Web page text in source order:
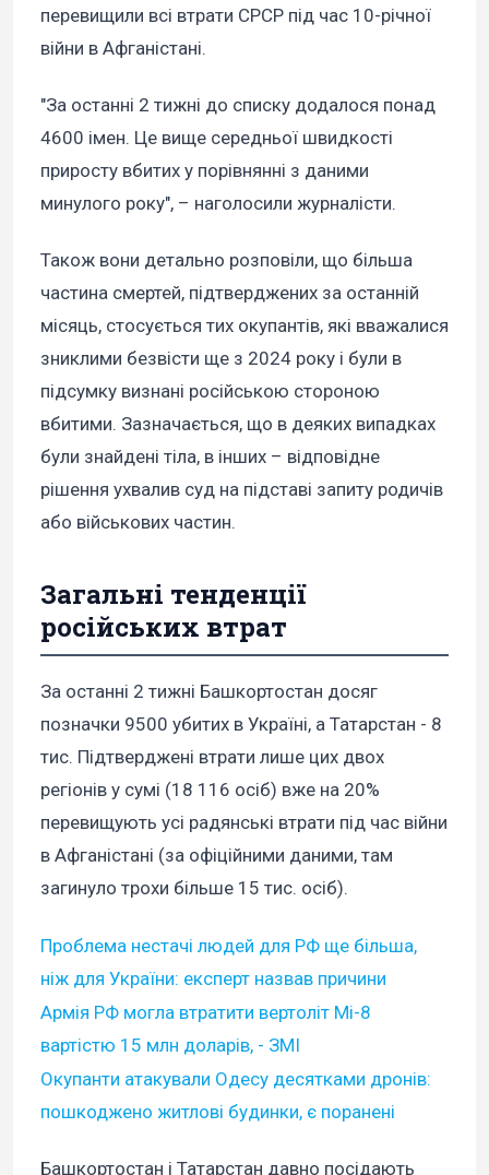
перевищили всі втрати СРСР під час 10-річної
війни в Афганістані.
"За останні 2 тижні до списку додалося понад
4600 імен. Це вище середньої швидкості
приросту вбитих у порівнянні з даними
минулого року", – наголосили журналісти.
Також вони детально розповіли, що більша
частина смертей, підтверджених за останній
місяць, стосується тих окупантів, які вважалися
зниклими безвісти ще з 2024 року і були в
підсумку визнані російською стороною
вбитими. Зазначається, що в деяких випадках
були знайдені тіла, в інших – відповідне
рішення ухвалив суд на підставі запиту родичів
або військових частин.
Загальні тенденції
російських втрат
За останні 2 тижні Башкортостан досяг
позначки 9500 убитих в Україні, а Татарстан - 8
тис. Підтверджені втрати лише цих двох
регіонів у сумі (18 116 осіб) вже на 20%
перевищують усі радянські втрати під час війни
в Афганістані (за офіційними даними, там
загинуло трохи більше 15 тис. осіб).
Проблема нестачі людей для РФ ще більша,
ніж для України: експерт назвав причини
Армія РФ могла втратити вертоліт Мі-8
вартістю 15 млн доларів, - ЗМІ
Окупанти атакували Одесу десятками дронів:
пошкоджено житлові будинки, є поранені
Башкортостан і Татарстан давно посідають